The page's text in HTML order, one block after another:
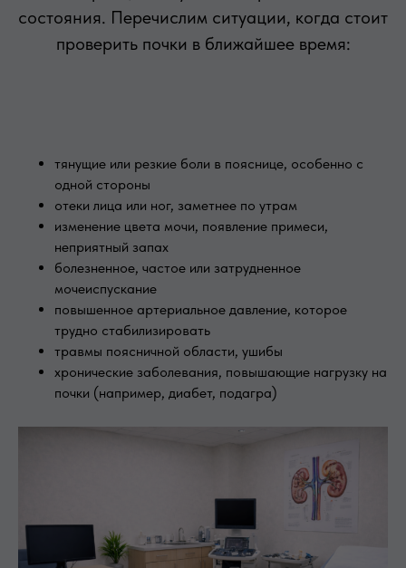
состояния. Перечислим ситуации, когда стоит
проверить почки в ближайшее время:
тянущие или резкие боли в пояснице, особенно с
одной стороны
отеки лица или ног, заметнее по утрам
изменение цвета мочи, появление примеси,
неприятный запах
болезненное, частое или затрудненное
мочеиспускание
повышенное артериальное давление, которое
трудно стабилизировать
травмы поясничной области, ушибы
хронические заболевания, повышающие нагрузку на
почки (например, диабет, подагра)